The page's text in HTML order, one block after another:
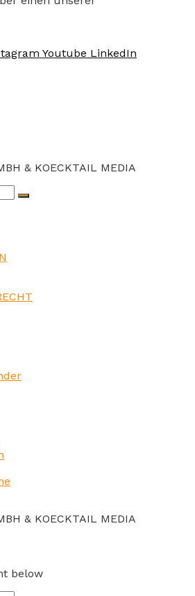
Youtube LinkedIn
& KOECKTAIL MEDIA
& KOECKTAIL MEDIA
below